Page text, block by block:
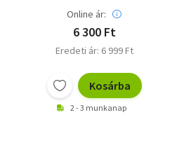
Online ár:
6 300 Ft
Eredeti ár: 6 999 Ft
Kosárba
2 - 3 munkanap